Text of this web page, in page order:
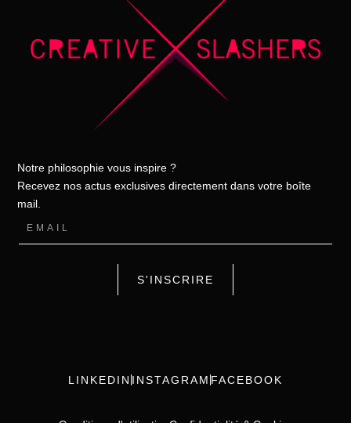
Notre philosophie vous inspire ?
Recevez nos actus exclusives directement dans votre boîte
mail.
S'INSCRIRE
LINKEDIN INSTAGRAM FACEBOOK